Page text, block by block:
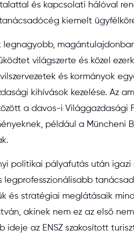
és kapcsolati hálóval
kiemelt
legnagyobb,
világszerte és közel
és kormányok
kihívások kezelése. Az
a davos-i Világgazdasági
például a Müncheni
politikai pályafutás után
legprofesszionálisabb
és stratégiai meglátásaik
akinek nem ez az első
ideje az ENSZ szakosított